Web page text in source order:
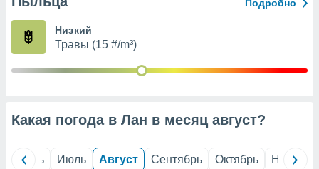
из
Подробно
Низкий
Травы (15 #/m³)
Какая погода в Лан в месяц август?
Июнь Июль Август Сентябрь Октябрь Ноябрь